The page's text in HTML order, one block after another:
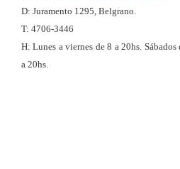
D: Juramento 1295, Belgrano.
T: 4706-3446
H: Lunes a viernes de 8 a 20hs.
a 20hs.